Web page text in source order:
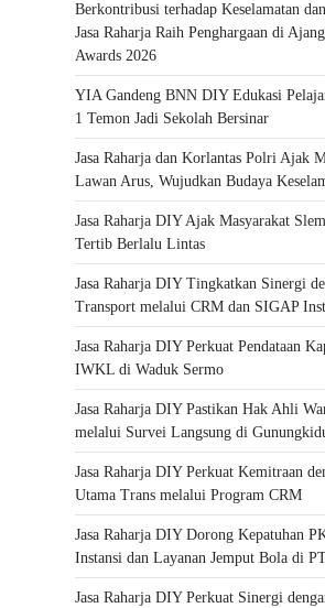
Berkontribusi terhadap Keselamatan
Jasa Raharja Raih Penghargaan di
Awards 2026
YIA Gandeng BNN DIY Edukasi
1 Temon Jadi Sekolah Bersinar
Jasa Raharja dan Korlantas Polri Ajak
Lawan Arus, Wujudkan Budaya
Jasa Raharja DIY Ajak Masyarakat
Tertib Berlalu Lintas
Jasa Raharja DIY Tingkatkan Sinergi
Transport melalui CRM dan SIGAP
Jasa Raharja DIY Perkuat Pendataan
IWKL di Waduk Sermo
Jasa Raharja DIY Pastikan Hak Ahli
melalui Survei Langsung di
Jasa Raharja DIY Perkuat Kemitraan
Utama Trans melalui Program CRM
Jasa Raharja DIY Dorong Kepatuhan
Instansi dan Layanan Jemput Bola di
Jasa Raharja DIY Perkuat Sinergi